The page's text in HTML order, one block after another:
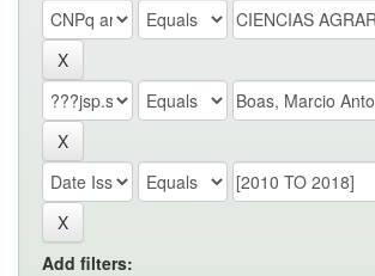
Add filters: